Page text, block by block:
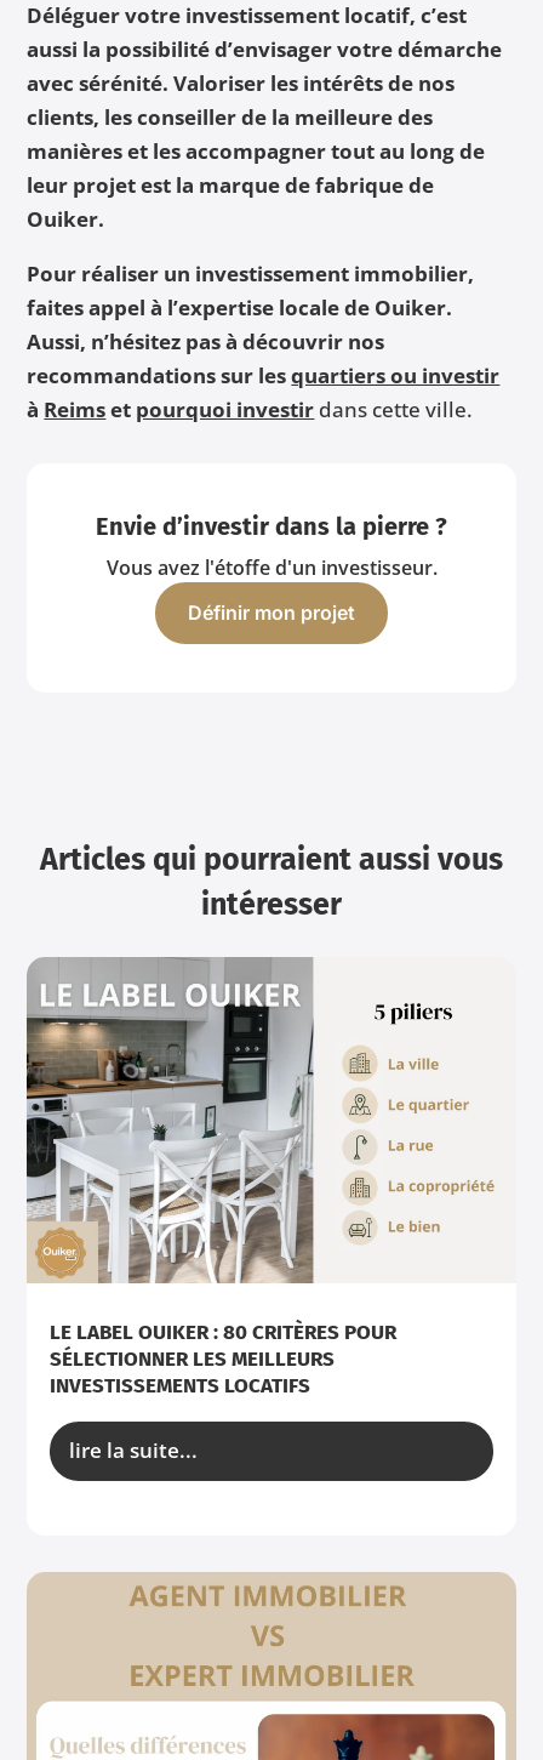
Déléguer votre investissement locatif, c’est
aussi la possibilité d’envisager votre démarche
avec sérénité. Valoriser les intérêts de nos
clients, les conseiller de la meilleure des
manières et les accompagner tout au long de
leur projet est la marque de fabrique de
Ouiker.
Pour réaliser un investissement immobilier,
faites appel à l’expertise locale de Ouiker.
Aussi, n’hésitez pas à découvrir nos
recommandations sur lesquartiers ou investir
à Reimset pourquoi investir dans cette ville.
Envie d’investir dans la pierre ?
Vous avez l'étoffe d'un investisseur.
Définir mon projet
Articles qui pourraient aussi vous
intéresser
LE LABEL OUIKER : 80 CRITÈRES POUR
SÉLECTIONNER LES MEILLEURS
INVESTISSEMENTS LOCATIFS
lire la suite...